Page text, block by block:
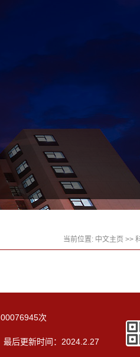
当前位置: 中文主页 >>
00076945次
最后更新时间： 2024 2 27